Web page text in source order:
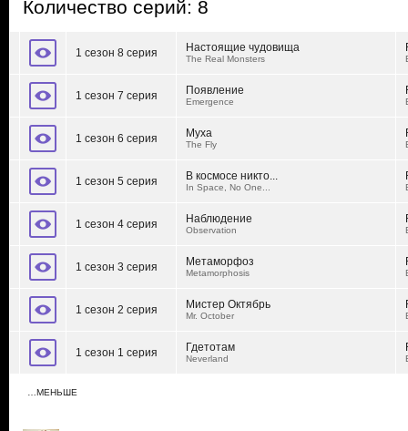
Количество серий: 8
1 сезон 8 серия Настоящие чудовища
The Real Monsters
1 сезон 7 серия Появление
Emergence
1 сезон 6 серия Муха
The Fly
1 сезон 5 серия В космосе никто...
In Space, No One...
1 сезон 4 серия Наблюдение
Observation
1 сезон 3 серия Метаморфоз
Metamorphosis
1 сезон 2 серия Мистер Октябрь
Mr. October
1 сезон 1 серия Гдетотам
Neverland
…МЕНЬШЕ